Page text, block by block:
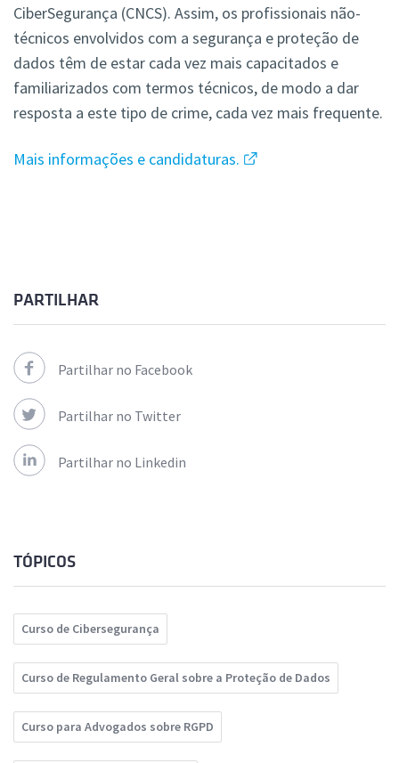
CiberSegurança (CNCS). Assim, os profissionais não-
técnicos envolvidos com a segurança e proteção de
dados têm de estar cada vez mais capacitados e
familiarizados com termos técnicos, de modo a dar
resposta a este tipo de crime, cada vez mais frequente.
Mais informações e candidaturas.
PARTILHAR
Partilhar no Facebook
Partilhar no Twitter
Partilhar no Linkedin
TÓPICOS
Curso de Cibersegurança
Curso de Regulamento Geral sobre a Proteção de Dados
Curso para Advogados sobre RGPD